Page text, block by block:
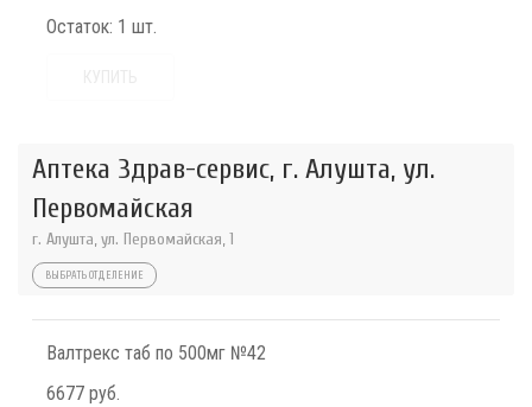
Остаток: 1 шт.
Аптека Здрав-сервис, г. Алушта, ул.
Первомайская
г. Алушта, ул. Первомайская, 1
ВЫБРАТЬ ОТДЕЛЕНИЕ
Валтрекс таб по 500мг №42
6677 руб.